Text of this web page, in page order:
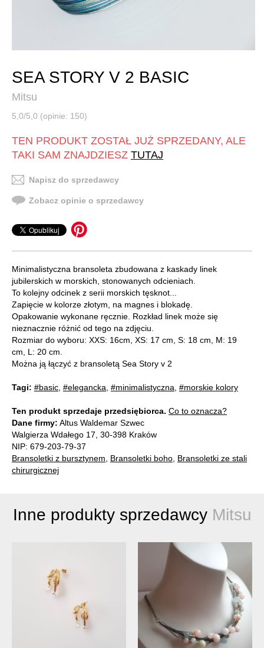
SEA STORY V 2 BASIC
Mitsu
5,0/5,0 (opinie: 150)
TEN PRODUKT ZOSTAŁ JUŻ SPRZEDANY, ALE
TAKI SAM ZNAJDZIESZ TUTAJ
Napisz do sprzedawcy
Zobacz opinie o sprzedawcy
Minimalistyczna bransoleta zbudowana z kaskady linek
jubilerskich w morskich, stonowanych odcieniach.
To kolejny odcinek z serii morskich tęsknot...
Zapięcie w kolorze złotym, na magnes i blokadę.
Opakowanie wykonane ręcznie. Rozkład linek może się
nieznacznie różnić od tego na zdjęciu.
Rozmiar do wyboru: XXS: 16cm, XS: 17 cm, S: 18 cm, M: 19
cm, L: 20 cm.
Można ją łączyć z bransoletą Sea Story v 2
Tagi: #basic #elegancka #minimalistyczna #morskie kolory
Ten produkt sprzedaje przedsiębiorca. Co to oznacza?
Dane firmy: Altus Waldemar Szwec
Walgierza Wdałego 17, 30-398 Kraków
NIP: 679-203-79-37
Bransoletki z bursztynem
Bransoletki boho Bransoletki ze stali
chirurgicznej
Inne produkty sprzedawcy Mitsu